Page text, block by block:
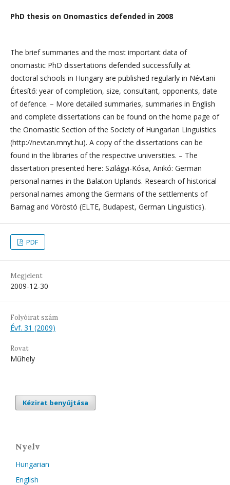
PhD thesis on Onomastics defended in 2008
The brief summaries and the most important data of
onomastic PhD dissertations defended successfully at
doctoral schools in Hungary are published regularly in Névtani
Értesítő: year of completion, size, consultant, opponents, date
of defence. – More detailed summaries, summaries in English
and complete dissertations can be found on the home page of
the Onomastic Section of the Society of Hungarian Linguistics
(http://nevtan.mnyt.hu). A copy of the dissertations can be
found in the libraries of the respective universities. – The
dissertation presented here: Szilágyi-Kósa, Anikó: German
personal names in the Balaton Uplands. Research of historical
personal names among the Germans of the settlements of
Barnag and Vöröstó (ELTE, Budapest, German Linguistics).
PDF
Megjelent
2009-12-30
Folyóirat szám
Évf. 31 (2009)
Rovat
Műhely
Kézirat benyújtása
Nyelv
Hungarian
English